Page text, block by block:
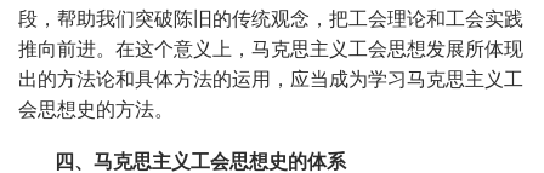
段，帮助我们突破陈旧的传统观念，把工会理论和工会实践
推向前进。在这个意义上，马克思主义工会思想发展所体现
出的方法论和具体方法的运用，应当成为学习马克思主义工
会思想史的方法。
四、马克思主义工会思想史的体系